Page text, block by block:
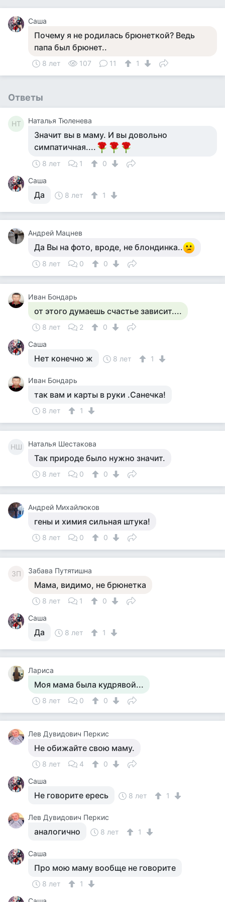
Саша
Почему я не родилась брюнеткой? Ведь
папа был брюнет..
8 лет 107 11 1
Ответы
НТ Наталья Тюленева
Значит вы в маму. И вы довольно
симпатичная....
8 лет 1
0
Саша
Да 8 лет 1
Андрей Мацнев
Да Вы на фото, вроде, не блондинка..
8 лет 0 0
Иван Бондарь
от этого думаешь счастье зависит....
8 лет 2
0
Саша
Нет конечно ж 8 лет 1
Иван Бондарь
так вам и карты в руки .Санечка!
8 лет 1
НШ Наталья Шестакова
Так природе было нужно значит.
8 лет 0 0
Андрей Михайлюков
гены и химия сильная штука!
8 лет 0 0
ЗП Забава Путятишна
Мама, видимо, не брюнетка
8 лет 1
0
Саша
Да 8 лет 1
Лариса
Моя мама была кудрявой...
8 лет 0 0
Лев Дувидович Перкис
Не обижайте свою маму.
8 лет 4
0
Саша
Не говорите ересь 8 лет 1
Лев Дувидович Перкис
аналогично 8 лет 1
Саша
Про мою маму вообще не говорите
8 лет
1